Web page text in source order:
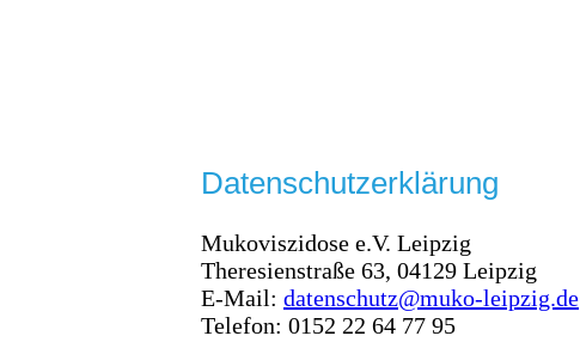
Datenschutzerklärung
Mukoviszidose e.V. Leipzig
Theresienstraße 63, 04129 Leipzig
E-Mail: datenschutz@muko-leipzig.de
Telefon: 0152 22 64 77 95